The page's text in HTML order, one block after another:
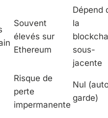
Souvent
élevés sur
Ethereum
Dépend
la
sous-
jacente
Risque de
perte
impermanente
Nul
garde)